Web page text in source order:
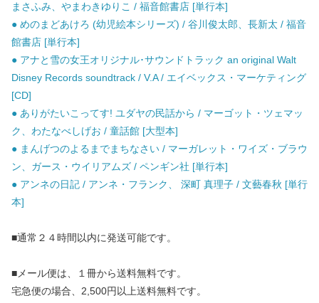
まさふみ、やまわきゆりこ / 福音館書店 [単行本]
● めのまどあけろ (幼児絵本シリーズ) / 谷川俊太郎、長新太 / 福音
館書店 [単行本]
● アナと雪の女王オリジナル･サウンドトラック an original Walt
Disney Records soundtrack / V.A / エイベックス・マーケティング
[CD]
● ありがたいこってす! ユダヤの民話から / マーゴット・ツェマッ
ク、わたなべしげお / 童話館 [大型本]
● まんげつのよるまでまちなさい / マーガレット・ワイズ・ブラウ
ン、ガース・ウイリアムズ / ペンギン社 [単行本]
● アンネの日記 / アンネ・フランク、 深町 真理子 / 文藝春秋 [単行
本]
■通常２４時間以内に発送可能です。
■メール便は、１冊から送料無料です。
宅急便の場合、2,500円以上送料無料です。